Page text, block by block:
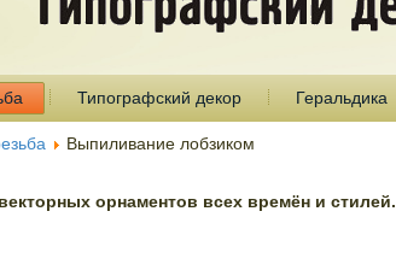
Типографский декор Геральдика
Выпиливание лобзиком
орнаментов всех времён и стилей.